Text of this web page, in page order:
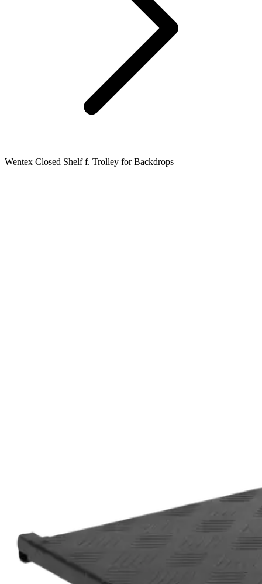
Wentex Closed Shelf f. Trolley for Backdrops